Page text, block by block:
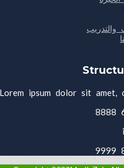
والتدريب
Lorem ipsum dolor sit amet,